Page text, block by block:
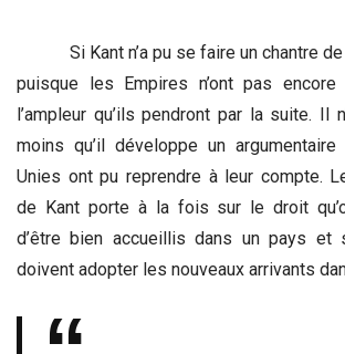
Si Kant n’a pu se faire un chantre de
puisque les Empires n’ont pas encore
l’ampleur qu’ils pendront par la suite. Il
moins qu’il développe un
Unies ont pu reprendre à leur compte.
de Kant porte à la fois sur le droit
d’être bien accueillis dans un pays et
doivent adopter les nouveaux arrivants